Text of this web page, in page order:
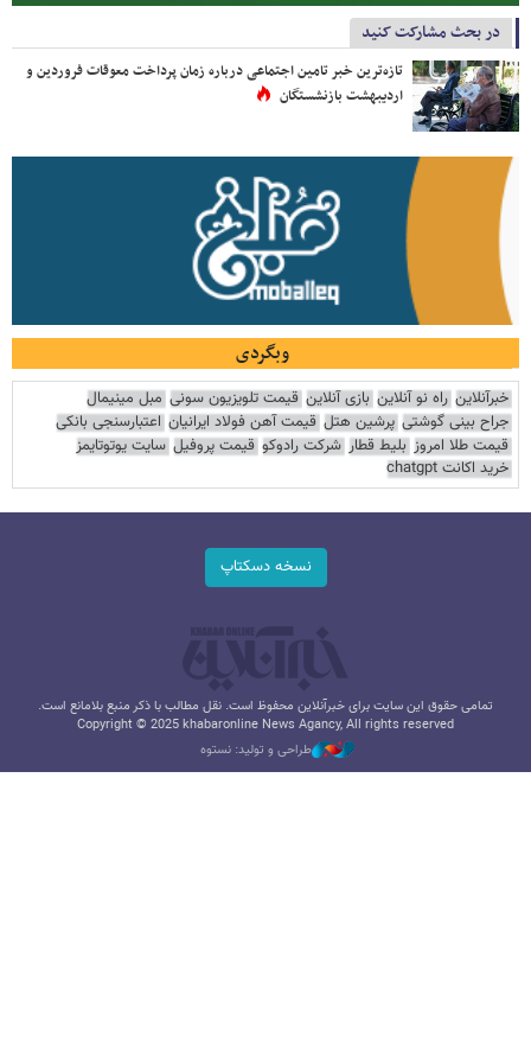
در بحث مشارکت کنید
تازه‌ترین خبر تامین اجتماعی درباره زمان پرداخت معوقات فروردین و
اردیبهشت بازنشستگان
وبگردی
خبرآنلاین راه نو آنلاین بازی آنلاین قیمت تلویزیون سونی مبل مینیمال
جراح بینی گوشتی پرشین هتل قیمت آهن فولاد ایرانیان اعتبارسنجی بانکی
قیمت طلا امروز بلیط قطار شرکت رادوکو قیمت پروفیل سایت یوتوتایمز
خرید اکانت chatgpt
نسخه دسکتاپ
تمامی حقوق این سایت برای خبرآنلاین محفوظ است. نقل مطالب با ذکر منبع بلامانع است.
Copyright © 2025 khabaronline News Agancy, All rights reserved
طراحی و تولید: نستوه